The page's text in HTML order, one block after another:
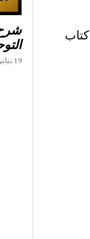
19 يناير، 2026